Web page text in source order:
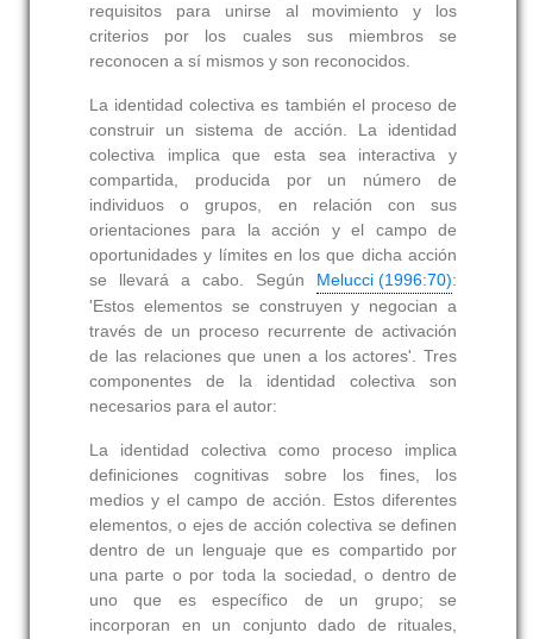
requisitos para unirse al movimiento y los
criterios por los cuales sus miembros se
reconocen a sí mismos y son reconocidos.
La identidad colectiva es también el proceso de
construir un sistema de acción. La identidad
colectiva implica que esta sea interactiva y
compartida, producida por un número de
individuos o grupos, en relación con sus
orientaciones para la acción y el campo de
oportunidades y límites en los que dicha acción
se llevará a cabo. Según Melucci (1996:70):
'Estos elementos se construyen y negocian a
través de un proceso recurrente de activación
de las relaciones que unen a los actores'. Tres
componentes de la identidad colectiva son
necesarios para el autor:
La identidad colectiva como proceso implica
definiciones cognitivas sobre los fines, los
medios y el campo de acción. Estos diferentes
elementos, o ejes de acción colectiva se definen
dentro de un lenguaje que es compartido por
una parte o por toda la sociedad, o dentro de
uno que es específico de un grupo; se
incorporan en un conjunto dado de rituales,